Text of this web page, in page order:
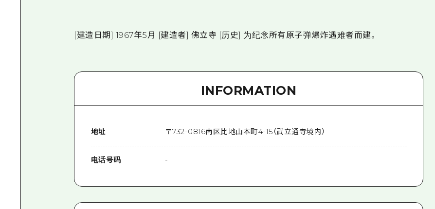
[建造日期] 1967年5月 [建造者] 佛立寺 [历史] 为纪念所有原子弹爆炸遇难者而建。
INFORMATION
地址 〒732-0816南区比地山本町4-15（武立通寺境内）
电话号码 -